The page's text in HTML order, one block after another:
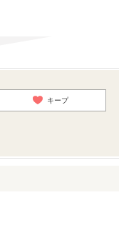
キープ